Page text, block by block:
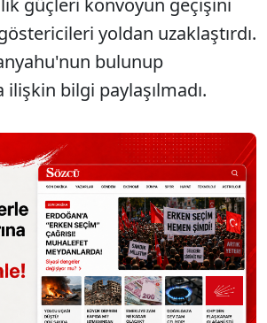
yoldan uzaklaştırdı.
bulunup
ilişkin bilgi paylaşılmadı.